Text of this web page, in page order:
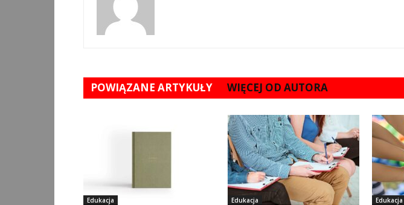
POWIĄZANE ARTYKUŁY WIĘCEJ OD AUTORA
Edukacja Edukacja Edukacja